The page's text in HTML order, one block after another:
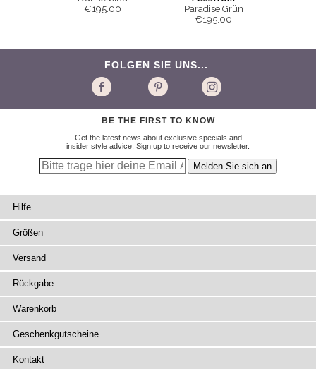
€195.00
Paradise Grün
€195.00
FOLGEN SIE UNS...
BE THE FIRST TO KNOW
Get the latest news about exclusive specials and
insider style advice. Sign up to receive our newsletter.
Hilfe
Größen
Versand
Rückgabe
Warenkorb
Geschenkgutscheine
Kontakt